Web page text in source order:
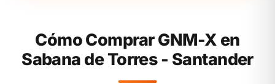
Cómo Comprar GNM-X en
Sabana de Torres - Santander